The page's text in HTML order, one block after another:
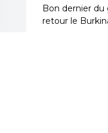
Bon dernier du
retour le